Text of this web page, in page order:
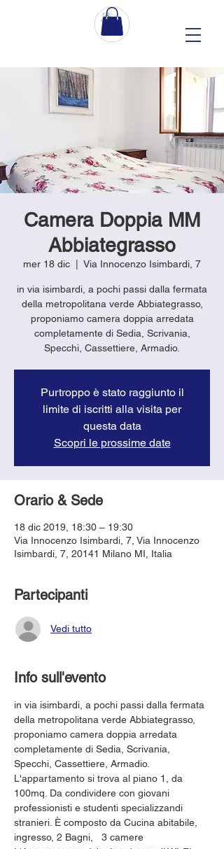
Camera Doppia MM
Abbiategrasso
mer 18 dic Via Innocenzo Isimbardi, 7
in via isimbardi, a pochi passi dalla fermata
della metropolitana verde Abbiategrasso,
proponiamo camera doppia arredata
completamente di Sedia, Scrivania,
Purtroppo è stato raggiunto il
limite di iscritti alla visita per
questa data
Scopri le prossime date
Orario & Sede
18 dic 2019, 18:30 – 19:30
Via Innocenzo Isimbardi, 7, Via Innocenzo
Isimbardi, 7, 20141 Milano MI, Italia
Partecipanti
Vedi tutto
Info sull'evento
in via isimbardi, a pochi passi dalla fermata
della metropolitana verde Abbiategrasso,
proponiamo camera doppia arredata
completamente di Sedia, Scrivania,
Specchi, Cassettiere, Armadio.
L'appartamento si trova al piano 1, da
100mq. Da condividere con giovani
professionisti e studenti specializzandi
stranieri. È composto da Cucina abitabile,
ingresso, 2 Bagni,   3 camere